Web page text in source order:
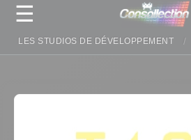
☰
LES STUDIOS DE DÉVELOPPEMENT
Panneau de gestion des cookies